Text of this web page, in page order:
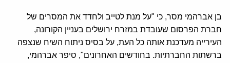
בן אברהמי מסר, כי "על מנת לטייב ולחדד את המסרים של
חברת הפרסום שעובדת במזרח ירושלים בעניין הקורונה,
העירייה מעדכנת אותה כל העת, על בסיס ניתוח השיח שנצפה
ברשתות החברתיות. בחודשים האחרונים", סיפר אברהמי,